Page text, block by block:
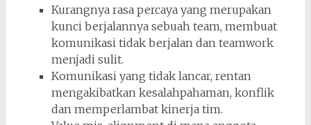
Kurangnya rasa percaya yang merupakan
kunci berjalannya sebuah team, membuat
komunikasi tidak berjalan dan teamwork
menjadi sulit.
Komunikasi yang tidak lancar, rentan
mengakibatkan kesalahpahaman, konflik
dan memperlambat kinerja tim.